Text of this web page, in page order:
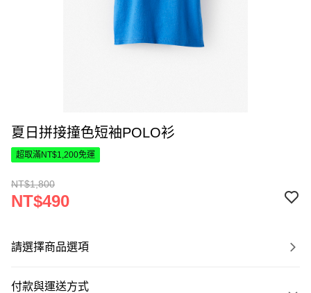
夏日拼接撞色短袖POLO衫
超取滿NT$1,200免運
NT$1,800
NT$490
請選擇商品選項
付款與運送方式